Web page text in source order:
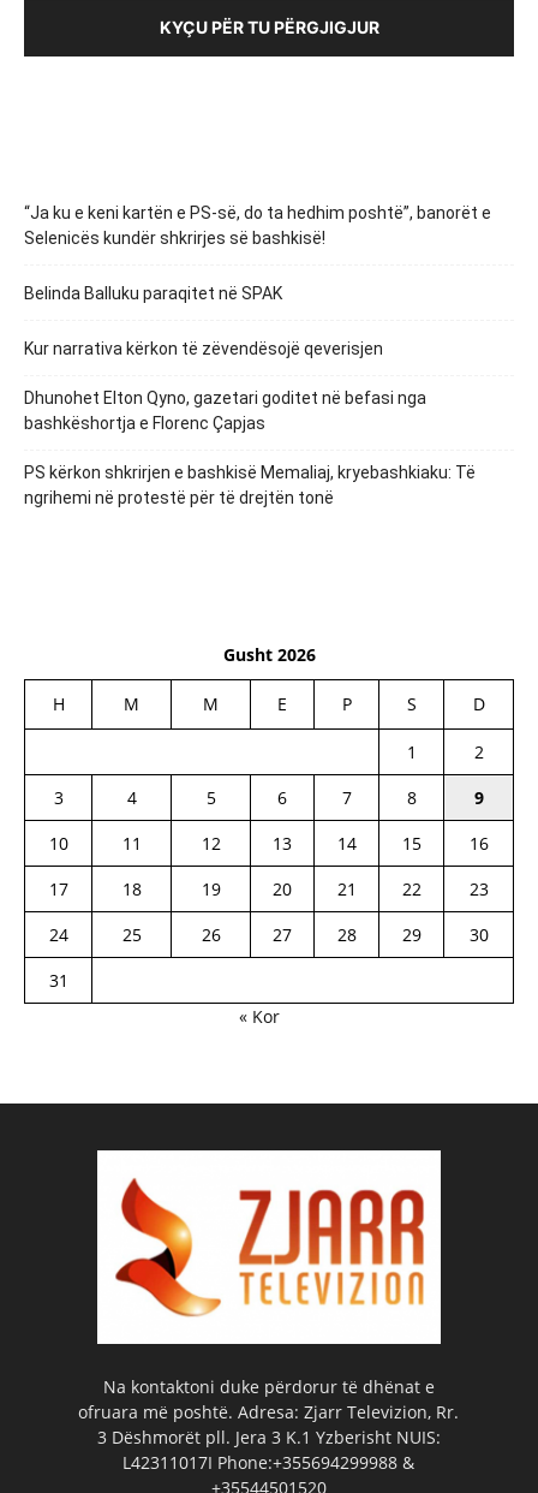
KYÇU PËR TU PËRGJIGJUR
“Ja ku e keni kartën e PS-së, do ta hedhim poshtë”, banorët e
Selenicës kundër shkrirjes së bashkisë!
Belinda Balluku paraqitet në SPAK
Kur narrativa kërkon të zëvendësojë qeverisjen
Dhunohet Elton Qyno, gazetari goditet në befasi nga
bashkëshortja e Florenc Çapjas
PS kërkon shkrirjen e bashkisë Memaliaj, kryebashkiaku: Të
ngrihemi në protestë për të drejtën tonë
Gusht 2026
H M M E P S D
1
2
3
4 5 6 7 8
9
10
11 12 13 14 15
16
17
18 19 20 21 22
23
24
25 26 27 28 29
30
31
« Kor
Na kontaktoni duke përdorur të dhënat e
ofruara më poshtë. Adresa: Zjarr Televizion, Rr.
3 Dëshmorët pll. Jera 3 K.1 Yzberisht NUIS:
L42311017I Phone:+355694299988 &
+35544501520